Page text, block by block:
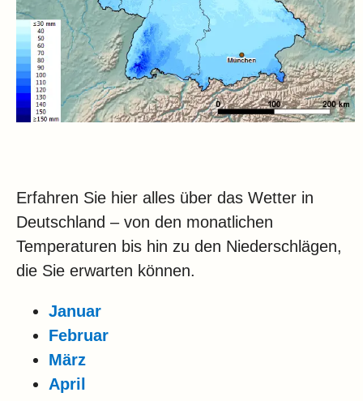
Erfahren Sie hier alles über das Wetter in
Deutschland – von den monatlichen
Temperaturen bis hin zu den Niederschlägen,
die Sie erwarten können.
Januar
Februar
März
April